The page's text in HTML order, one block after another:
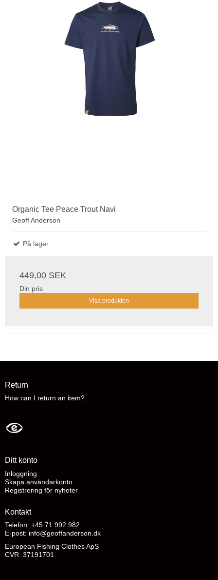
Organic Tee Peace Trout Navi
Geoff Anderson
På lager
449,00 SEK
Din pris
Visa produkten
Return
How can I return an item?
Ditt konto
Inloggning
Skapa användarkonto
Registrering för nyheter
Kontakt
Telefon: +45 71 992 982
E-post: info@geoffanderson.dk
European Fishing Clothes ApS
CVR: 37191701